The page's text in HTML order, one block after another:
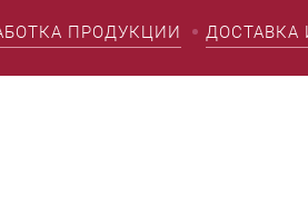
ПРОДУКЦИИ ДОСТАВКА